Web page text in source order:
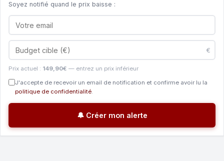
Soyez notifié quand le prix baisse :
€
Prix actuel : 149,90€ — entrez un prix inférieur
J'accepte de recevoir un email de notification et confirme avoir lu la
politique de confidentialité.
🔔 Créer mon alerte